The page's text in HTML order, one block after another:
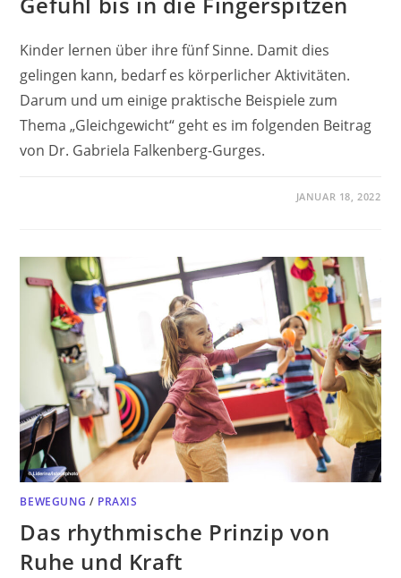
Kinder lernen über ihre fünf Sinne. Damit dies
gelingen kann, bedarf es körperlicher Aktivitäten.
Darum und um einige praktische Beispiele zum
Thema „Gleichgewicht“ geht es im folgenden Beitrag
von Dr. Gabriela Falkenberg-Gurges.
JANUAR 18, 2022
BEWEGUNG / PRAXIS
Das rhythmische Prinzip von
Ruhe und Kraft